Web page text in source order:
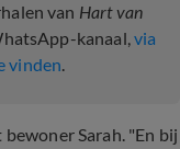
van Hart van
kanaal,via
vinden.
Sarah. "En bij